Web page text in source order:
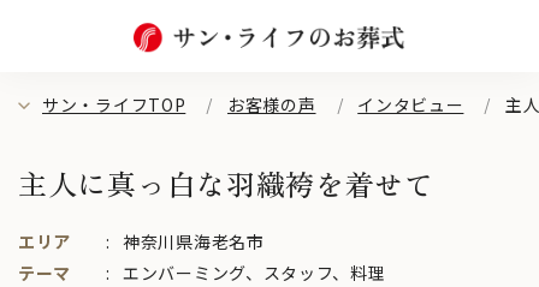
サン・ライフTOP お客様の声 インタビュー 主
主人に真っ白な羽織袴を着せて
エリア
神奈川県海老名市
テーマ
エンバーミング、 スタッフ、料理